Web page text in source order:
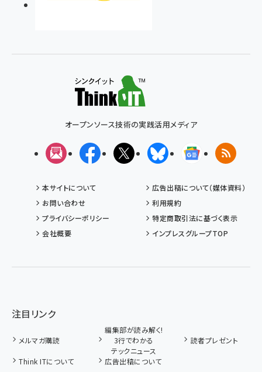
オープンソース技術の実践活用メディア
メルマガFacebookX(エックス)BlueskyGoogleニュ
RSS
本サイトについて
広告出稿について（媒体資料）
お問い合わせ
利用規約
プライバシーポリシー
特定商取引法に基づく表示
会社概要
インプレスグループTOP
注目リンク
メルマガ購読
編集部が読み解く!
3行でわかる
テックニュース
読者プレゼント
Think ITについて 広告出稿について